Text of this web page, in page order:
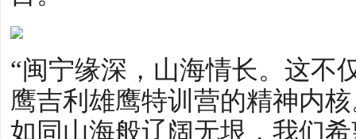
“闽宁缘深，山海情长。这不
鹰吉利雄鹰特训营的精神内
如同山海般辽阔无垠，我们